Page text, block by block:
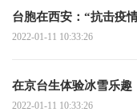
台胞在西安：“抗击疫
2022-01-11 10:33:26
在京台生体验冰雪乐趣
2022-01-11 10:33:26